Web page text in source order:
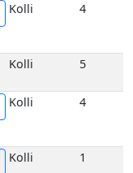
Kolli 4
Kolli 5
Kolli 4
Kolli 1